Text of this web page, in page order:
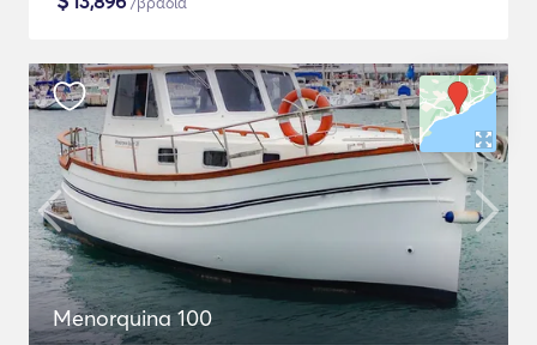
Menorquina 100